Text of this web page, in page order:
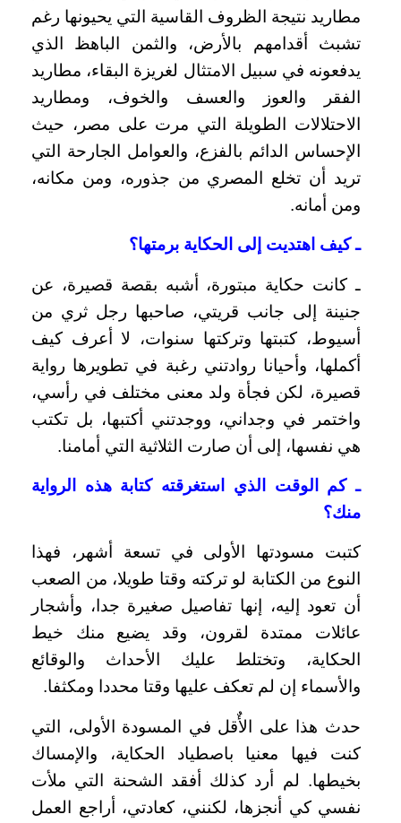
مطاريد نتيجة الظروف القاسية التي يحيونها رغم
تشبث أقدامهم بالأرض، والثمن الباهظ الذي
يدفعونه في سبيل الامتثال لغريزة البقاء، مطاريد
الفقر والعوز والعسف والخوف، ومطاريد
الاحتلالات الطويلة التي مرت على مصر، حيث
الإحساس الدائم بالفزع، والعوامل الجارحة التي
تريد أن تخلع المصري من جذوره، ومن مكانه،
ومن أمانه.
ـ كيف اهتديت إلى الحكاية برمتها؟
ـ كانت حكاية مبتورة، أشبه بقصة قصيرة، عن
جنينة إلى جانب قريتي، صاحبها رجل ثري من
أسيوط، كتبتها وتركتها سنوات، لا أعرف كيف
أكملها، وأحيانا روادتني رغبة في تطويرها رواية
قصيرة، لكن فجأة ولد معنى مختلف في رأسي،
واختمر في وجداني، ووجدتني أكتبها، بل تكتب
هي نفسها، إلى أن صارت الثلاثية التي أمامنا.
ـ كم الوقت الذي استغرقته كتابة هذه الرواية
منك؟
كتبت مسودتها الأولى في تسعة أشهر، فهذا
النوع من الكتابة لو تركته وقتا طويلا، من الصعب
أن تعود إليه، إنها تفاصيل صغيرة جدا، وأشجار
عائلات ممتدة لقرون، وقد يضيع منك خيط
الحكاية، وتختلط عليك الأحداث والوقائع
والأسماء إن لم تعكف عليها وقتا محددا ومكثفا.
حدث هذا على الأٌقل في المسودة الأولى، التي
كنت فيها معنيا باصطياد الحكاية، والإمساك
بخيطها. لم أرد كذلك أفقد الشحنة التي ملأت
نفسي كي أنجزها، لكنني، كعادتي، أراجع العمل